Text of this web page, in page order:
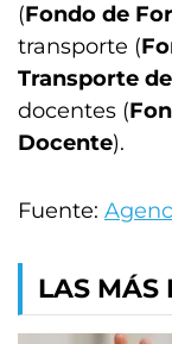
(Fondo de
transporte (
Transporte
docentes (
Docente).
Fuente:
LAS MÁS